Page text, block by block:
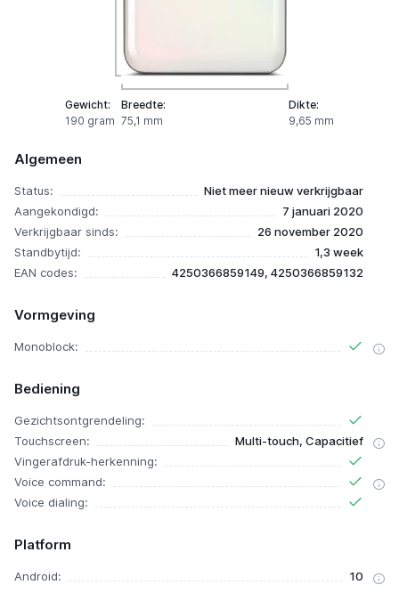
Gewicht:
190 gram
Breedte:
75,1 mm
Dikte:
9,65 mm
Algemeen
Status:
Niet meer nieuw verkrijgbaar
Aangekondigd:
7 januari 2020
Verkrijgbaar sinds:
26 november 2020
Standbytijd:
1,3 week
EAN codes:
4250366859149, 4250366859132
Vormgeving
Monoblock:
Bediening
Gezichtsontgrendeling:
Touchscreen:
Multi-touch, Capacitief
Vingerafdruk-herkenning:
Voice command:
Voice dialing:
Platform
Android: 10